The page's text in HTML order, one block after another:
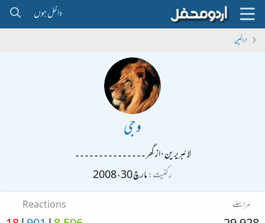
داخل ہوں
اراکین
وجی
لائبریرین·ازگھر ۔۔۔۔۔۔۔۔۔۔۔۔۔۔۔
رکنیت مارچ 30، 2008
مراسلے Reactions